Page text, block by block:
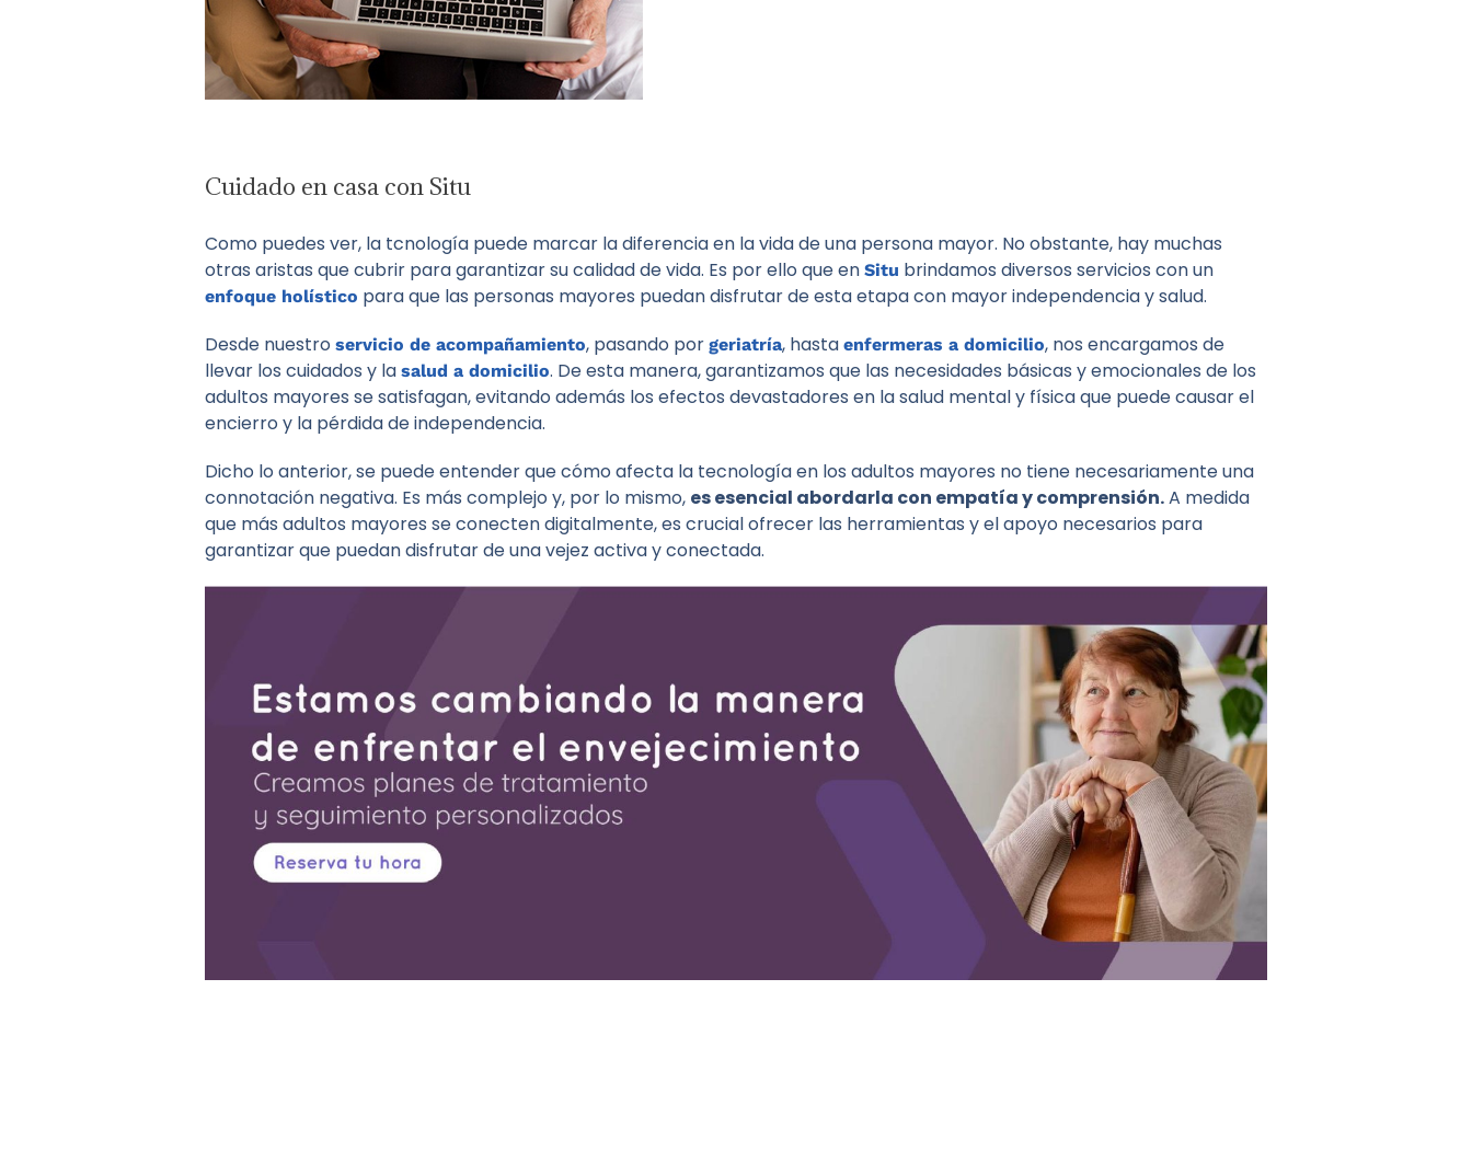
Cuidado en casa con Situ
Como puedes ver, la tcnología puede marcar la diferencia en la vida de una persona mayor. No obstante, hay muchas
otras aristas que cubrir para garantizar su calidad de vida. Es por ello que en Situ brindamos diversos servicios con un
enfoque holístico para que las personas mayores puedan disfrutar de esta etapa con mayor independencia y salud.
Desde nuestro servicio de acompañamiento, pasando por geriatría, hasta enfermeras a domicilio, nos encargamos de
llevar los cuidados y la salud a domicilio. De esta manera, garantizamos que las necesidades básicas y emocionales de los
adultos mayores se satisfagan, evitando además los efectos devastadores en la salud mental y física que puede causar el
encierro y la pérdida de independencia.
Dicho lo anterior, se puede entender que cómo afecta la tecnología en los adultos mayores no tiene necesariamente una
connotación negativa. Es más complejo y, por lo mismo, es esencial abordarla con empatía y comprensión.A medida
que más adultos mayores se conecten digitalmente, es crucial ofrecer las herramientas y el apoyo necesarios para
garantizar que puedan disfrutar de una vejez activa y conectada.